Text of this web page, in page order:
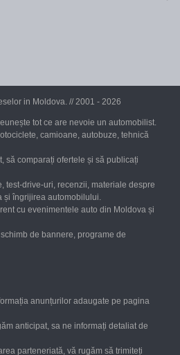
in Moldova. // 2001 - 2026
tot ce are nevoie un automobilist.
camioane, autobuze, tehnică
să comparați ofertele și să publicați
test-drive-uri, recenzii, materiale despre
și îngrijirea automobilului.
cu evenimentele auto din Moldova și
de bannere, programe de
anunțurilor adaugate pe pagina
anticipat, sa ne informați detaliat de
parteneriată,vă rugăm să trimiteți